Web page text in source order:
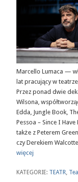
Marcello Lumaca —
lat pracujący w
Przez ponad dwie
Wilsona,
Edda, Jungle Book,
Pessoa – Since I
także z Peterem
czy Derekiem
więcej
KATEGORIE: TEATR